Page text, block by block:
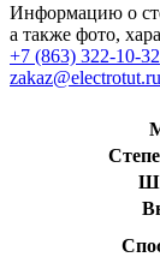
Информацию о
а также фото,
+7 (863) 322-10-32
zakaz@electrotut.ru